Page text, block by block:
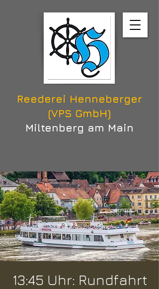
Reederei Henneberger
(VPS GmbH)
Miltenberg am Main
13:45 Uhr: Rundfahrt